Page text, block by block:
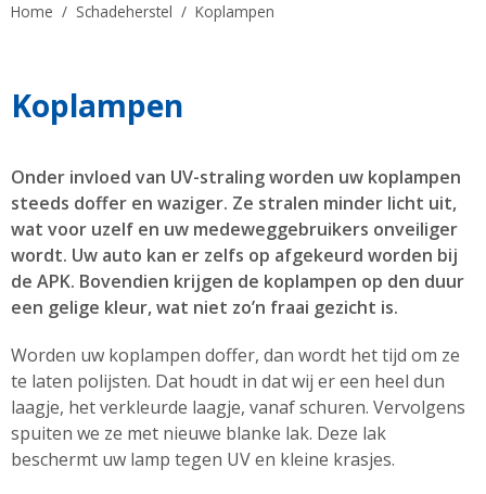
Home / Schadeherstel / Koplampen
Koplampen
Onder invloed van UV-straling worden uw koplampen
steeds doffer en waziger. Ze stralen minder licht uit,
wat voor uzelf en uw medeweggebruikers onveiliger
wordt. Uw auto kan er zelfs op afgekeurd worden bij
de APK. Bovendien krijgen de koplampen op den duur
een gelige kleur, wat niet zo’n fraai gezicht is.
Worden uw koplampen doffer, dan wordt het tijd om ze
te laten polijsten. Dat houdt in dat wij er een heel dun
laagje, het verkleurde laagje, vanaf schuren. Vervolgens
spuiten we ze met nieuwe blanke lak. Deze lak
beschermt uw lamp tegen UV en kleine krasjes.